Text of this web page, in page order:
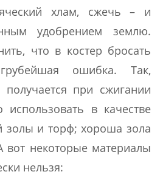
хлам, сжечь – и
удобрением землю.
что в костер бросать
ошибка. Так,
получается при сжигании
в качестве
золы и торф; хороша зола
вот некоторые материалы
нельзя: